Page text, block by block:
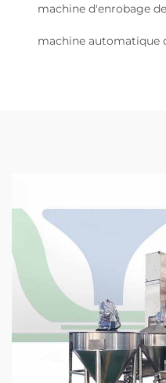
machine d'enrobage
machine automatique